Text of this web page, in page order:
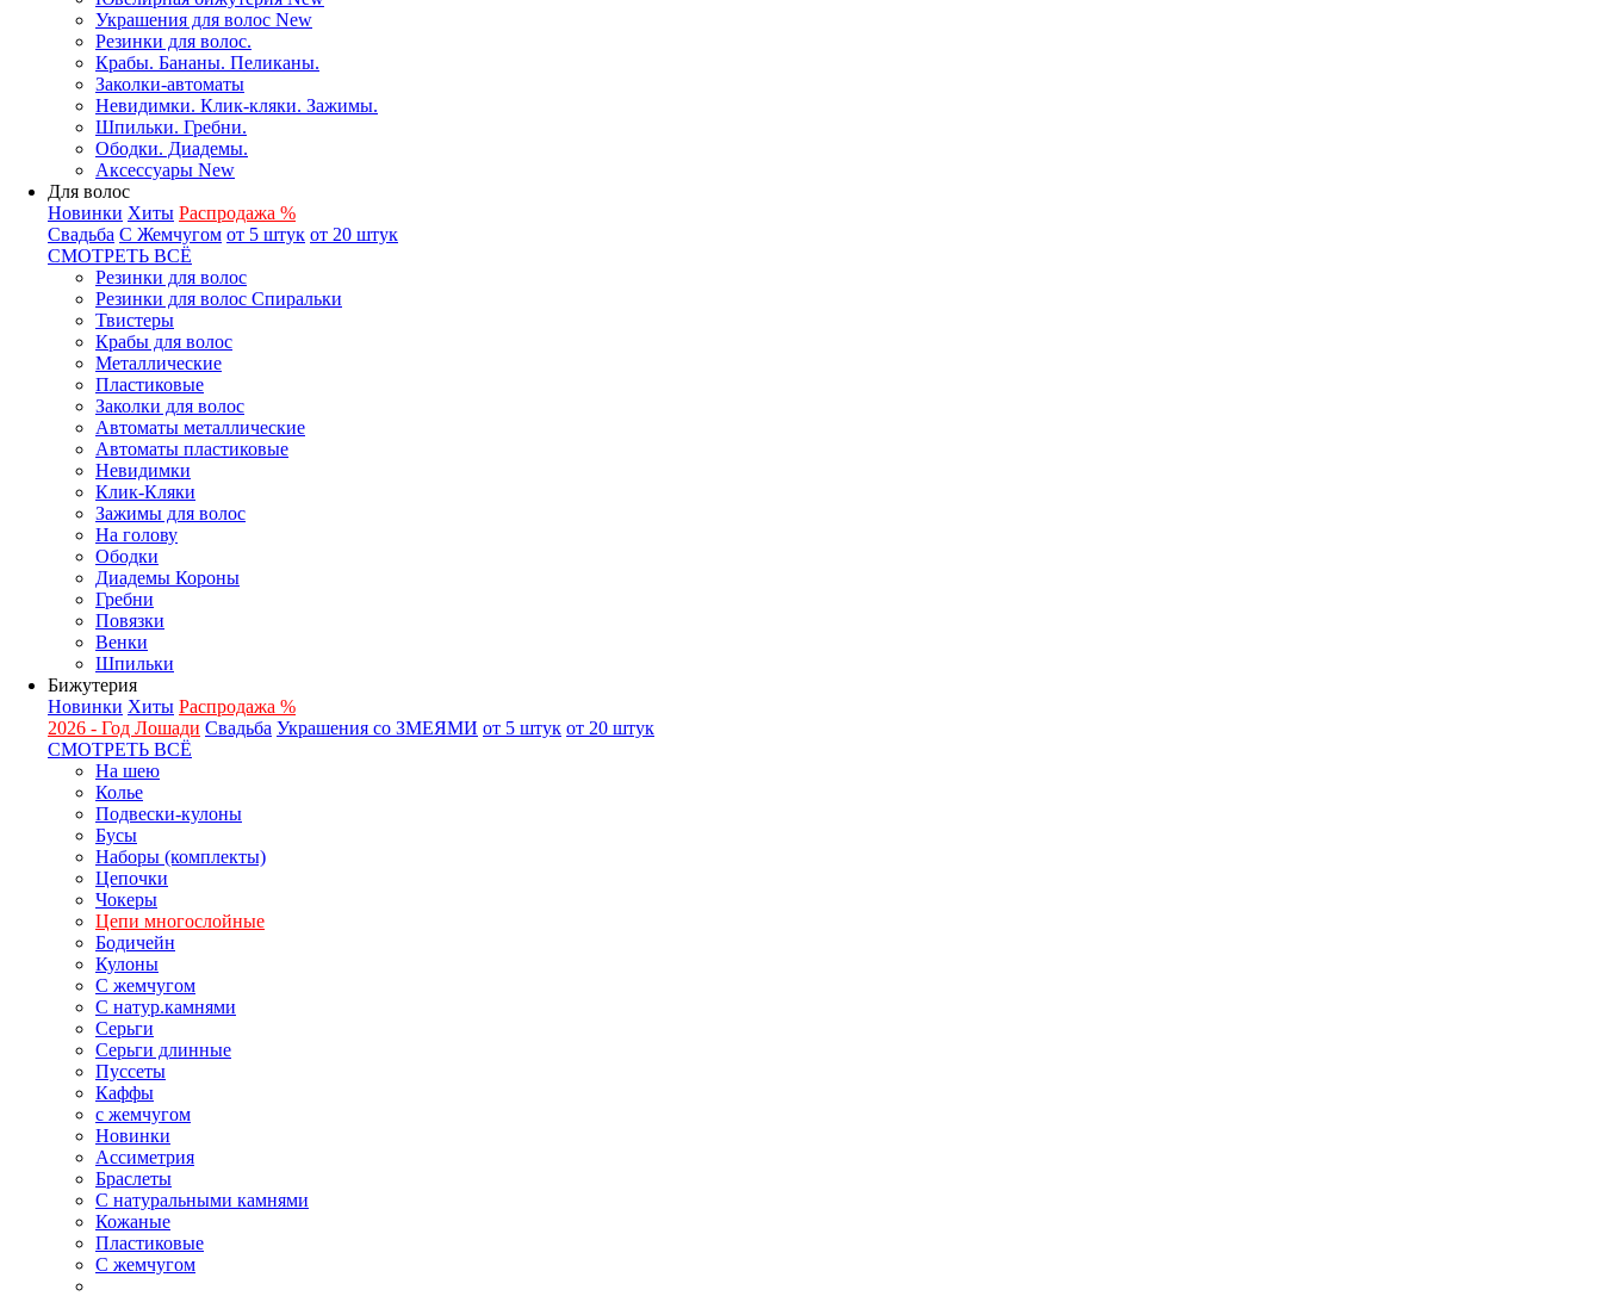
Украшения для волос New
Резинки для волос.
Крабы. Бананы. Пеликаны.
Заколки-автоматы
Невидимки. Клик-кляки. Зажимы.
Шпильки. Гребни.
Ободки. Диадемы.
Аксессуары New
Для волос
Новинки Хиты Распродажа %
Свадьба С Жемчугом от 5 штук от 20 штук
СМОТРЕТЬ ВСЁ
Резинки для волос
Резинки для волос Спиральки
Твистеры
Крабы для волос
Металлические
Пластиковые
Заколки для волос
Автоматы металлические
Автоматы пластиковые
Невидимки
Клик-Кляки
Зажимы для волос
На голову
Ободки
Диадемы Короны
Гребни
Повязки
Венки
Шпильки
Бижутерия
Новинки Хиты Распродажа %
2026 - Год Лошади Свадьба Украшения со ЗМЕЯМИ от 5 штук от 20 штук
СМОТРЕТЬ ВСЁ
На шею
Колье
Подвески-кулоны
Бусы
Наборы (комплекты)
Цепочки
Чокеры
Цепи многослойные
Бодичейн
Кулоны
С жемчугом
С натур.камнями
Серьги
Серьги длинные
Пуссеты
Каффы
с жемчугом
Новинки
Ассиметрия
Браслеты
С натуральными камнями
Кожаные
Пластиковые
С жемчугом